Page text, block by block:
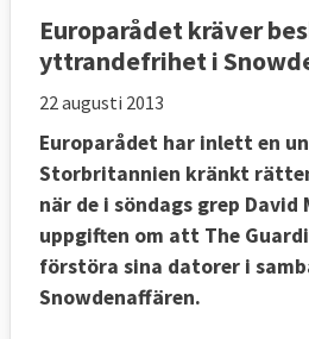
Europarådet kräver
yttrandefrihet i
22 augusti 2013
Europarådet har inlett en
Storbritannien kränkt
när de i söndags grep David
uppgiften om att The
förstöra sina datorer i
Snowdenaffären.